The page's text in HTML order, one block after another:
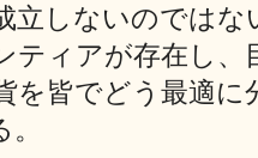
立しないのではな
ティアが存在し、
を皆でどう最適に